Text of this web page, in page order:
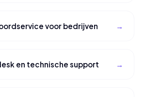
voor bedrijven
en technische support